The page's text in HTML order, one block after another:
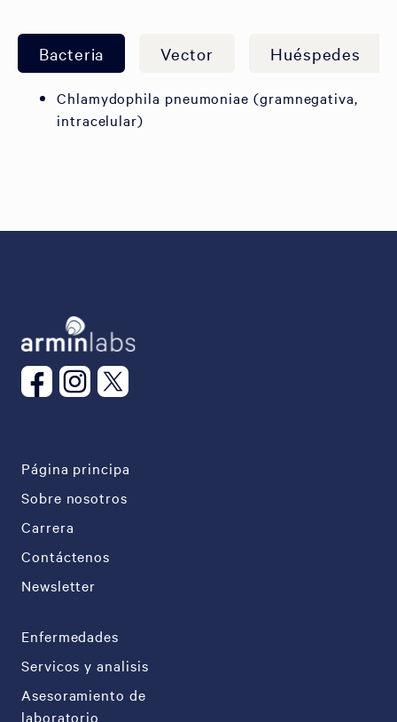
Bacteria Vector Huéspedes
Chlamydophila pneumoniae (gramnegativa,
intracelular)
Página principa
Sobre nosotros
Carrera
Contáctenos
Newsletter
Enfermedades
Servicos y analisis
Asesoramiento de
laboratorio